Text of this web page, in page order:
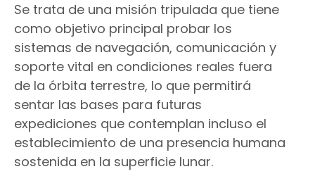
Se trata de una misión tripulada que tiene
como objetivo principal probar los
sistemas de navegación, comunicación y
soporte vital en condiciones reales fuera
de la órbita terrestre, lo que permitirá
sentar las bases para futuras
expediciones que contemplan incluso el
establecimiento de una presencia humana
sostenida en la superficie lunar.